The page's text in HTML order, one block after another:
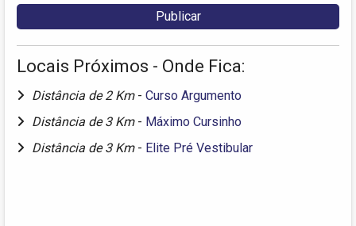
Locais Próximos - Onde Fica:
Distância de 2 Km - Curso Argumento
Distância de 3 Km - Máximo Cursinho
Distância de 3 Km - Elite Pré Vestibular